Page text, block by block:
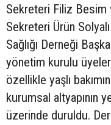
Sekreteri Filiz Besim
Sekreteri Ürün
Sağlığı Derneği
yönetim kurulu
özellikle yaşlı
kurumsal altyapının
üzerinde duruldu.